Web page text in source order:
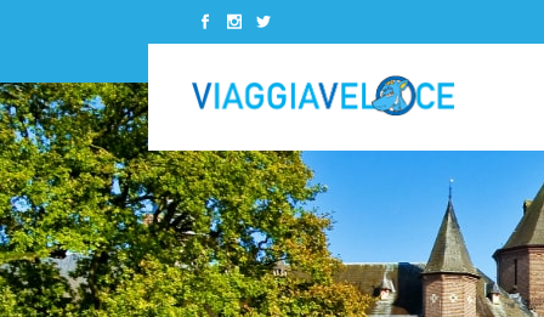
Kenya
Madagascar
Canada
Costa Rica
Kenya
Madagascar
Marocco
Senegal
Seychelles
Canada
Costa Rica
Cuba
Messico
Panamà